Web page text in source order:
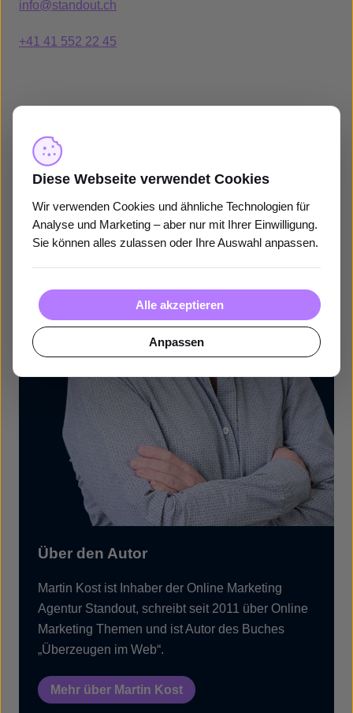
info@standout.ch
+41 41 552 22 45
Über den Autor
Martin Kost ist Inhaber der Online Marketing
Agentur Standout, schreibt seit 2011 über Online
Marketing Themen und ist Autor des Buches
„Überzeugen im Web“.
Mehr über Martin Kost
Diese Webseite verwendet Cookies
Wir verwenden Cookies und ähnliche Technologien für
Analyse und Marketing – aber nur mit Ihrer Einwilligung.
Sie können alles zulassen oder Ihre Auswahl anpassen.
Anpassen
Alle akzeptieren